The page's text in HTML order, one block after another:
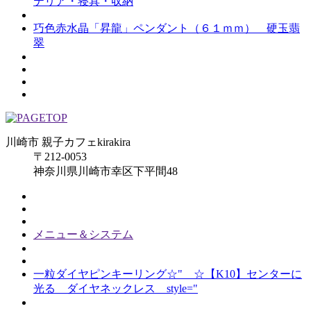
巧色赤水晶「昇龍」ペンダント（６１ｍｍ） 硬玉翡
翠
川崎市 親子カフェkirakira
〒212-0053
神奈川県川崎市幸区下平間48
メニュー＆システム
一粒ダイヤピンキーリング☆" ☆【K10】センターに
光る ダイヤネックレス style="